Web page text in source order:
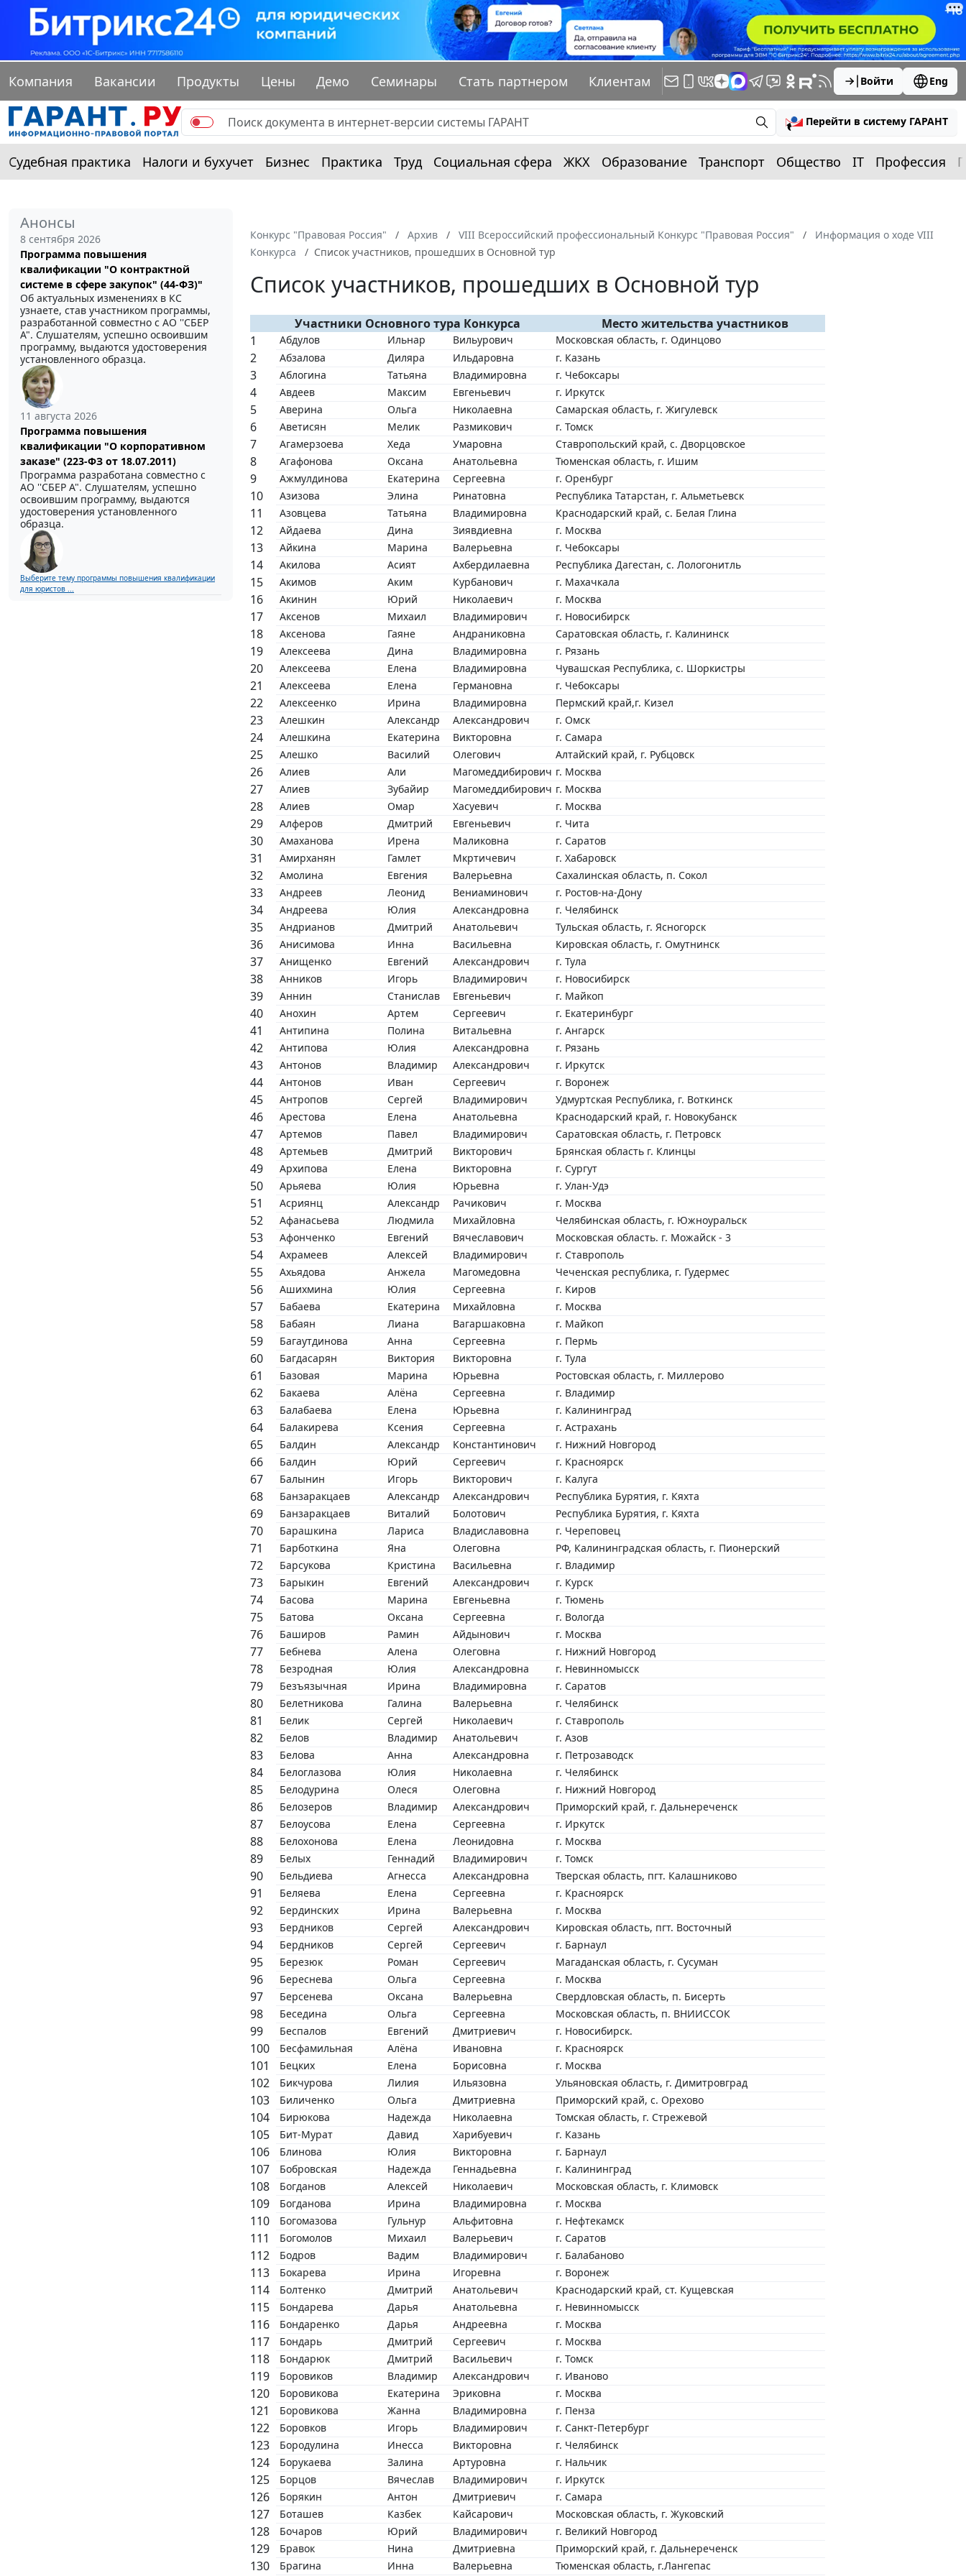
Компания Вакансии Продукты Цены Демо Семинары Стать партнером Клиентам Войти Eng
Перейти в систему ГАРАНТ
Судебная практика Налоги и бухучет Бизнес Практика Труд Социальная сфера ЖКХ Образование Транспорт Общество IT Профессия
Анонсы
8 сентября 2026
Программа повышения
квалификации "О контрактной
системе в сфере закупок" (44-ФЗ)"
Об актуальных изменениях в КС
узнаете, став участником программы,
разработанной совместно с АО ''СБЕР
А". Слушателям, успешно освоившим
программу, выдаются удостоверения
установленного образца.
11 августа 2026
Программа повышения
квалификации "О корпоративном
заказе" (223-ФЗ от 18.07.2011)
Программа разработана совместно с
АО ''СБЕР А". Слушателям, успешно
освоившим программу, выдаются
удостоверения установленного
образца.
Выберите тему программы повышения квалификации
для юристов ...
Конкурс "Правовая Россия" Архив VIII Всероссийский профессиональный Конкурс "Правовая Россия"
Информация о ходе VIII
Конкурса
Список участников, прошедших в Основной тур
Список участников, прошедших в Основной тур
Участники Основного тура Конкурса Место жительства участников
Абдулов Ильнар Вильурович
Московская область, г. Одинцово
Абзалова
Диляра Ильдаровна
г. Казань
Аблогина
Татьяна Владимировна
г. Чебоксары
Авдеев
Максим Евгеньевич
г. Иркутск
Аверина
Ольга Николаевна
Самарская область, г. Жигулевск
Аветисян
Мелик Размикович
г. Томск
Агамерзоева
Хеда Умаровна
Ставропольский край, с. Дворцовское
Агафонова
Оксана Анатольевна
Тюменская область, г. Ишим
Ажмулдинова
Екатерина Сергеевна
г. Оренбург
Азизова
Элина Ринатовна
Республика Татарстан, г. Альметьевск
Азовцева
Татьяна Владимировна
Краснодарский край, с. Белая Глина
Айдаева
Дина Зиявдиевна
г. Москва
Айкина
Марина Валерьевна
г. Чебоксары
Акилова
Асият Ахбердилаевна
Республика Дагестан, с. Лологонитль
Акимов
Аким Курбанович
г. Махачкала
Акинин
Юрий Николаевич
г. Москва
Аксенов
Михаил Владимирович
г. Новосибирск
Аксенова
Гаяне Андраниковна
Саратовская область, г. Калининск
Алексеева
Дина Владимировна
г. Рязань
Алексеева
Елена Владимировна
Чувашская Республика, с. Шоркистры
Алексеева
Елена Германовна
г. Чебоксары
Алексеенко
Ирина Владимировна
Пермский край,г. Кизел
Алешкин
Александр Александрович
г. Омск
Алешкина
Екатерина Викторовна
г. Самара
Алешко
Василий Олегович
Алтайский край, г. Рубцовск
Алиев
Али Магомеддибирович г. Москва
Алиев
Зубайир Магомеддибирович г. Москва
Алиев
Омар Хасуевич
г. Москва
Алферов
Дмитрий Евгеньевич
г. Чита
Амаханова
Ирена Маликовна
г. Саратов
Амирханян
Гамлет Мкртичевич
г. Хабаровск
Амолина
Евгения Валерьевна
Сахалинская область, п. Сокол
Андреев
Леонид Вениаминович
г. Ростов-на-Дону
Андреева
Юлия Александровна
г. Челябинск
Андрианов
Дмитрий Анатольевич
Тульская область, г. Ясногорск
Анисимова
Инна Васильевна
Кировская область, г. Омутнинск
Анищенко
Евгений Александрович
г. Тула
Анников
Игорь Владимирович
г. Новосибирск
Аннин
Станислав Евгеньевич
г. Майкоп
Анохин
Артем Сергеевич
г. Екатеринбург
Антипина
Полина Витальевна
г. Ангарск
Антипова
Юлия Александровна
г. Рязань
Антонов
Владимир Александрович
г. Иркутск
Антонов
Иван Сергеевич
г. Воронеж
Антропов
Сергей Владимирович
Удмуртская Республика, г. Воткинск
Арестова
Елена Анатольевна
Краснодарский край, г. Новокубанск
Артемов
Павел Владимирович
Саратовская область, г. Петровск
Артемьев
Дмитрий Викторович
Брянская область г. Клинцы
Архипова
Елена Викторовна
г. Сургут
Арьяева
Юлия Юрьевна
г. Улан-Удэ
Асриянц
Александр Рачикович
г. Москва
Афанасьева
Людмила Михайловна
Челябинская область, г. Южноуральск
Афонченко
Евгений Вячеславович
Московская область. г. Можайск - 3
Ахрамеев
Алексей Владимирович
г. Ставрополь
Ахьядова
Анжела Магомедовна
Чеченская республика, г. Гудермес
Ашихмина
Юлия Сергеевна
г. Киров
Бабаева
Екатерина Михайловна
г. Москва
Бабаян
Лиана Вагаршаковна
г. Майкоп
Багаутдинова
Анна Сергеевна
г. Пермь
Багдасарян
Виктория Викторовна
г. Тула
Базовая
Марина Юрьевна
Ростовская область, г. Миллерово
Бакаева
Алёна Сергеевна
г. Владимир
Балабаева
Елена Юрьевна
г. Калининград
Балакирева
Ксения Сергеевна
г. Астрахань
Балдин
Александр Константинович
г. Нижний Новгород
Балдин
Юрий Сергеевич
г. Красноярск
Балынин
Игорь Викторович
г. Калуга
Банзаракцаев
Александр Александрович
Республика Бурятия, г. Кяхта
Банзаракцаев
Виталий Болотович
Республика Бурятия, г. Кяхта
Барашкина
Лариса Владиславовна
г. Череповец
Барботкина
Яна Олеговна
РФ, Калининградская область, г. Пионерский
Барсукова
Кристина Васильевна
г. Владимир
Барыкин
Евгений Александрович
г. Курск
Басова
Марина Евгеньевна
г. Тюмень
Батова
Оксана Сергеевна
г. Вологда
Баширов
Рамин Айдынович
г. Москва
Бебнева
Алена Олеговна
г. Нижний Новгород
Безродная
Юлия Александровна
г. Невинномысск
Безъязычная
Ирина Владимировна
г. Саратов
Белетникова
Галина Валерьевна
г. Челябинск
Белик
Сергей Николаевич
г. Ставрополь
Белов
Владимир Анатольевич
г. Азов
Белова
Анна Александровна
г. Петрозаводск
Белоглазова
Юлия Николаевна
г. Челябинск
Белодурина
Олеся Олеговна
г. Нижний Новгород
Белозеров
Владимир Александрович
Приморский край, г. Дальнереченск
Белоусова
Елена Сергеевна
г. Иркутск
Белохонова
Елена Леонидовна
г. Москва
Белых
Геннадий Владимирович
г. Томск
Бельдиева
Агнесса Александровна
Тверская область, пгт. Калашниково
Беляева
Елена Сергеевна
г. Красноярск
Бердинских
Ирина Валерьевна
г. Москва
Бердников
Сергей Александрович
Кировская область, пгт. Восточный
Бердников
Сергей Сергеевич
г. Барнаул
Березюк
Роман Сергеевич
Магаданская область, г. Сусуман
Береснева
Ольга Сергеевна
г. Москва
Берсенева
Оксана Валерьевна
Свердловская область, п. Бисерть
Беседина
Ольга Сергеевна
Московская область, п. ВНИИССОК
Беспалов
Евгений Дмитриевич
г. Новосибирск.
Бесфамильная
Алёна Ивановна
г. Красноярск
Бецких
Елена Борисовна
г. Москва
Бикчурова
Лилия Ильязовна
Ульяновская область, г. Димитровград
Биличенко
Ольга Дмитриевна
Приморский край, с. Орехово
Бирюкова
Надежда Николаевна
Томская область, г. Стрежевой
Бит-Мурат
Давид Харибуевич
г. Казань
Блинова
Юлия Викторовна
г. Барнаул
Бобровская
Надежда Геннадьевна
г. Калининград
Богданов
Алексей Николаевич
Московская область, г. Климовск
Богданова
Ирина Владимировна
г. Москва
Богомазова
Гульнур Альфитовна
г. Нефтекамск
Богомолов
Михаил Валерьевич
г. Саратов
Бодров
Вадим Владимирович
г. Балабаново
Бокарева
Ирина Игоревна
г. Воронеж
Болтенко
Дмитрий Анатольевич
Краснодарский край, ст. Кущевская
Бондарева
Дарья Анатольевна
г. Невинномысск
Бондаренко
Дарья Андреевна
г. Москва
Бондарь
Дмитрий Сергеевич
г. Москва
Бондарюк
Дмитрий Васильевич
г. Томск
Боровиков
Владимир Александрович
г. Иваново
Боровикова
Екатерина Эриковна
г. Москва
Боровикова
Жанна Владимировна
г. Пенза
Боровков
Игорь Владимирович
г. Санкт-Петербург
Бородулина
Инесса Викторовна
г. Челябинск
Борукаева
Залина Артуровна
г. Нальчик
Борцов
Вячеслав Владимирович
г. Иркутск
Борякин
Антон Дмитриевич
г. Самара
Боташев
Казбек Кайсарович
Московская область, г. Жуковский
Бочаров
Юрий Владимирович
г. Великий Новгород
Бравок
Нина Дмитриевна
Приморский край, г. Дальнереченск
Брагина
Инна Валерьевна Тюменская область, г.Лангепас